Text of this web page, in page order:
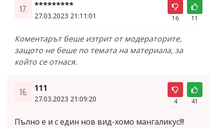
17. *********
27.03.2023 21:11:01 16 11
Коментарът беше изтрит от модераторите,
защото не беше по темата на материала, за
който се отнася.
16. 111
27.03.2023 21:09:20 4 41
Пълно е и с един нов вид-хомо мангаликус!!!